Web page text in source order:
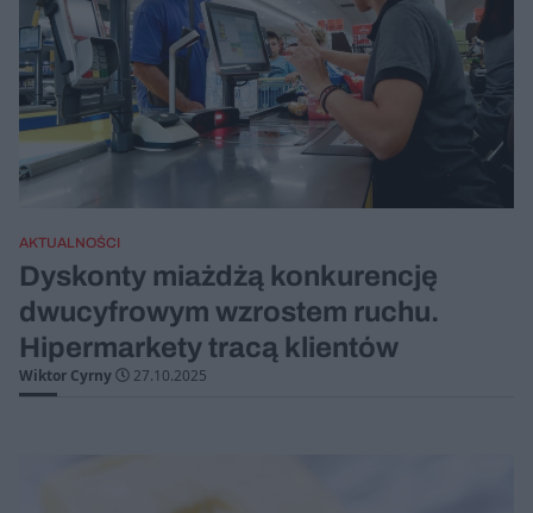
AKTUALNOŚCI
Dyskonty miażdżą konkurencję
dwucyfrowym wzrostem ruchu.
Hipermarkety tracą klientów
Wiktor Cyrny 27.10.2025